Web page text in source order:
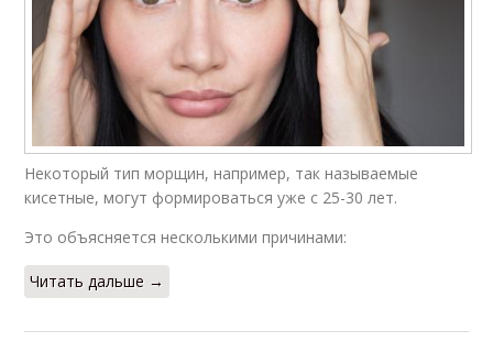
Некоторый тип морщин, например, так называемые
кисетные, могут формироваться уже с 25-30 лет.
Это объясняется несколькими причинами:
Читать дальше →